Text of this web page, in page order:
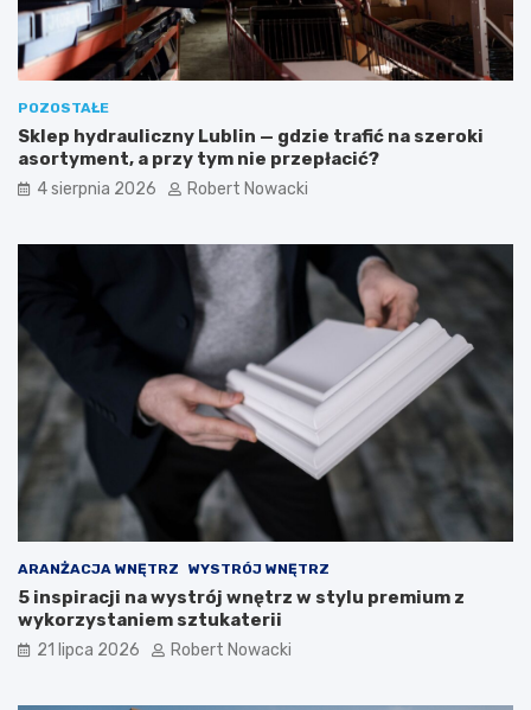
t
y
c
n
e
i
b
c
z
n
z
w
i
z
a
n
i
k
a
z
w
k
i
POZOSTAŁE
Sklep hydrauliczny Lublin — gdzie trafić na szeroki
asortyment, a przy tym nie przepłacić?
4 sierpnia 2026 Robert Nowacki
ARANŻACJA WNĘTRZ WYSTRÓJ WNĘTRZ
5 inspiracji na wystrój wnętrz w stylu premium z
wykorzystaniem sztukaterii
21 lipca 2026 Robert Nowacki